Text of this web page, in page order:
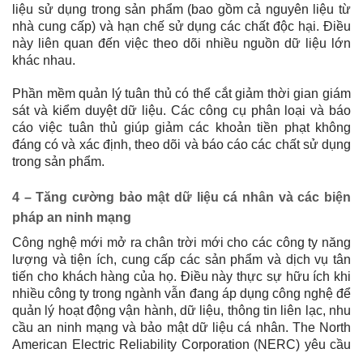
liệu sử dụng trong sản phẩm (bao gồm cả nguyên liệu từ
nhà cung cấp) và hạn chế sử dụng các chất độc hại. Điều
này liên quan đến việc theo dõi nhiều nguồn dữ liệu lớn
khác nhau.
Phần mềm quản lý tuân thủ có thể cắt giảm thời gian giám
sát và kiểm duyệt dữ liệu. Các công cụ phân loại và báo
cáo việc tuân thủ giúp giảm các khoản tiền phạt không
đáng có và xác định, theo dõi và báo cáo các chất sử dụng
trong sản phẩm.
4 – Tăng cường bảo mật dữ liệu cá nhân và các biện
pháp an ninh mạng
Công nghệ mới mở ra chân trời mới cho các công ty năng
lượng và tiện ích, cung cấp các sản phẩm và dịch vụ tân
tiến cho khách hàng của họ. Điều này thực sự hữu ích khi
nhiều công ty trong ngành vẫn đang áp dụng công nghệ để
quản lý hoạt động vận hành, dữ liệu, thông tin liên lạc, nhu
cầu an ninh mạng và bảo mật dữ liệu cá nhân. The North
American Electric Reliability Corporation (NERC) yêu cầu